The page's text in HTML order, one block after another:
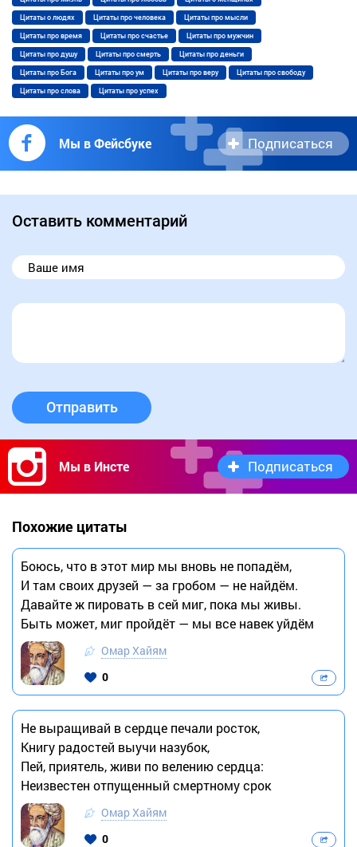
Цитаты о людях Цитаты про человека Цитаты про мысли
Цитаты про время Цитаты про счастье Цитаты про мужчин
Цитаты про душу Цитаты про смерть Цитаты про деньги
Цитаты про Бога Цитаты про ум Цитаты про веру Цитаты про свободу
Цитаты про слова Цитаты про успех
Мы в Фейсбуке Подписаться
Оставить комментарий
Отправить
Мы в Инсте Подписаться
Похожие цитаты
Боюсь, что в этот мир мы вновь не попадём,
И там своих друзей — за гробом — не найдём.
Давайте ж пировать в сей миг, пока мы живы.
Быть может, миг пройдёт — мы все навек уйдём
Омар Хайям
0
Не выращивай в сердце печали росток,
Книгу радостей выучи назубок,
Пей, приятель, живи по велению сердца:
Неизвестен отпущенный смертному срок
Омар Хайям
0